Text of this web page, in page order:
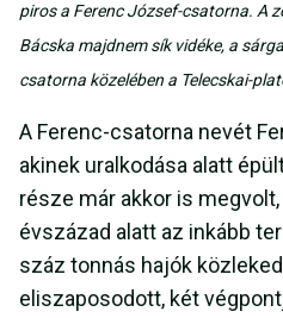
piros a Ferenc József-csatorna. A
Bácska majdnem sík vidéke, a
csatorna közelében a Telecskai-
A Ferenc-csatorna nevét
akinek uralkodása alatt
része már akkor is megvolt,
évszázad alatt az inkább
száz tonnás hajók
eliszaposodott, két